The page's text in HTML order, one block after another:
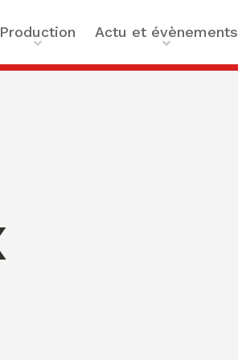
Production Actu et évènements
Actualités